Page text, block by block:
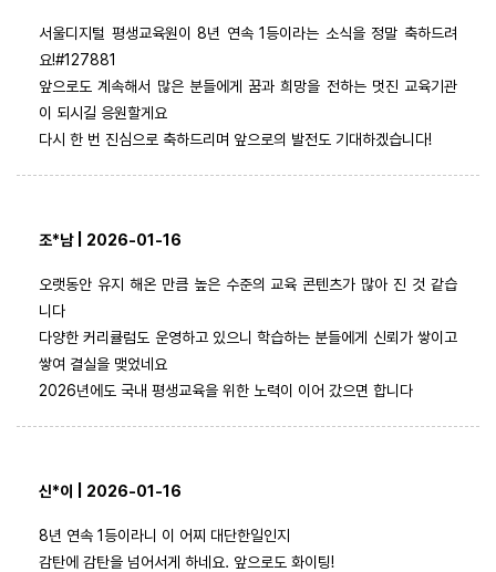
서울디지털 평생교육원이 8년 연속 1등이라는 소식을 정말 축하드려
요!#127881
앞으로도 계속해서 많은 분들에게 꿈과 희망을 전하는 멋진 교육기관
이 되시길 응원할게요
다시 한 번 진심으로 축하드리며 앞으로의 발전도 기대하겠습니다!
조*남 | 2026-01-16
오랫동안 유지 해온 만큼 높은 수준의 교육 콘텐츠가 많아 진 것 같습
니다
다양한 커리큘럼도 운영하고 있으니 학습하는 분들에게 신뢰가 쌓이고
쌓여 결실을 맺었네요
2026년에도 국내 평생교육을 위한 노력이 이어 갔으면 합니다
신*이 | 2026-01-16
8년 연속 1등이라니 이 어찌 대단한일인지
감탄에 감탄을 넘어서게 하네요. 앞으로도 화이팅!